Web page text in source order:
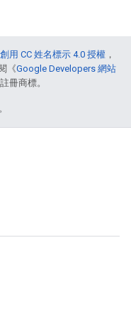
創用 CC 姓名標示 4.0 授權 ，
《Google Developers 網站
冊商標。